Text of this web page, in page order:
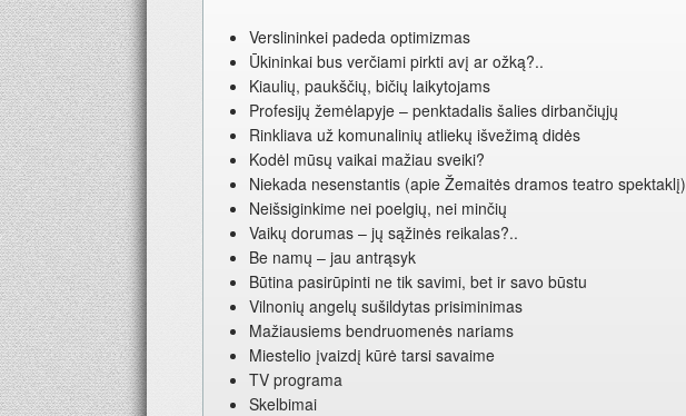
Verslininkei padeda optimizmas
Ūkininkai bus verčiami pirkti avį ar ožką?..
Kiaulių, paukščių, bičių laikytojams
Profesijų žemėlapyje – penktadalis šalies dirbančiųjų
Rinkliava už komunalinių atliekų išvežimą didės
Kodėl mūsų vaikai mažiau sveiki?
Niekada nesenstantis (apie Žemaitės dramos teatro spektaklį)
Neišsiginkime nei poelgių, nei minčių
Vaikų dorumas – jų sąžinės reikalas?..
Be namų – jau antrąsyk
Būtina pasirūpinti ne tik savimi, bet ir savo būstu
Vilnonių angelų sušildytas prisiminimas
Mažiausiems bendruomenės nariams
Miestelio įvaizdį kūrė tarsi savaime
TV programa
Skelbimai